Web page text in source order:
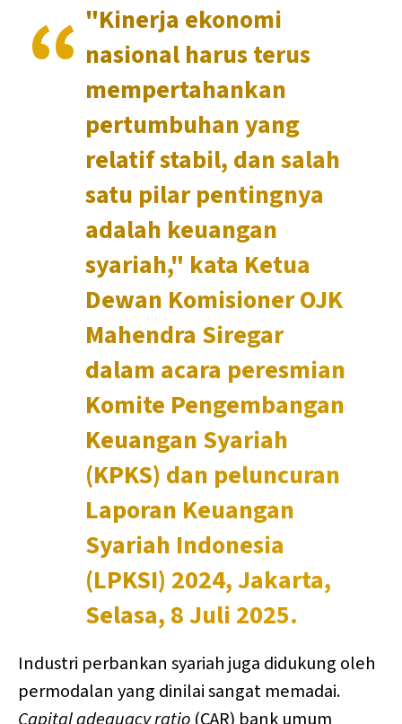
"Kinerja ekonomi
nasional harus terus
mempertahankan
pertumbuhan yang
relatif stabil, dan salah
satu pilar pentingnya
adalah keuangan
syariah," kata Ketua
Dewan Komisioner OJK
Mahendra Siregar
dalam acara peresmian
Komite Pengembangan
Keuangan Syariah
(KPKS) dan peluncuran
Laporan Keuangan
Syariah Indonesia
(LPKSI) 2024, Jakarta,
Selasa, 8 Juli 2025.
Industri perbankan syariah juga didukung oleh
permodalan yang dinilai sangat memadai.